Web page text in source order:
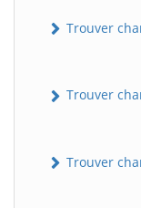
Trouver
Trouver
Trouver